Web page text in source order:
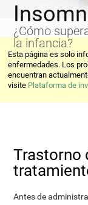
¿Cómo
la infancia?
Esta página es solo
enfermedades. Los
encuentran
visite Plataforma de
Trastorno
Antes de